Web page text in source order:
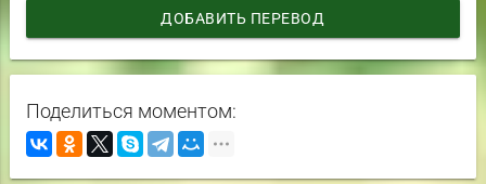
ДОБАВИТЬ ПЕРЕВОД
Поделиться моментом: